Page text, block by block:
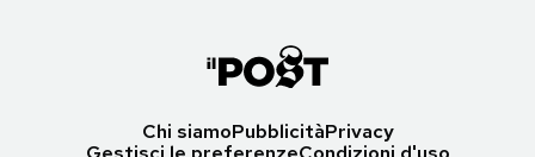
Chi siamoPubblicitàPrivacy